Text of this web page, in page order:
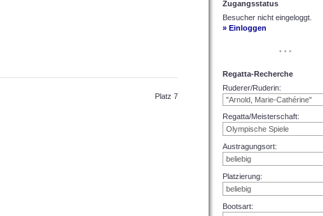
Platz 7
Zugangsstatus
Besucher nicht eingeloggt.
» Einloggen
• • •
Regatta-Recherche
Ruderer/Ruderin:
Regatta/Meisterschaft:
Austragungsort:
Platzierung:
Bootsart: